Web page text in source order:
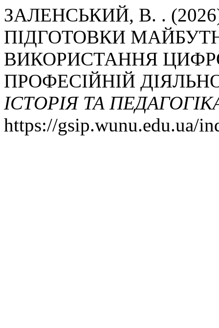
ЗАЛЕНСЬКИЙ, В. .
ПІДГОТОВКИ
ВИКОРИСТАННЯ
ПРОФЕСІЙНІЙ
ІСТОРІЯ ТА
https://gsip.wunu.edu.ua/